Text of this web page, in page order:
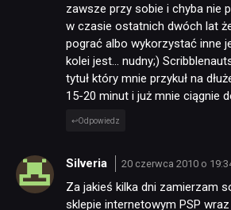
zawsze przy sobie i chyba nie
w czasie ostatnich dwóch lat
pograć albo wykorzystać inne
kolei jest… nudny;)
tytuł który mnie przykuł na
15-20 minut i już mnie ciągnie
Odpowiedz
Silveria 20 czerwca 2010 o
Za jakieś kilka dni zamierzam
sklepie internetowym PSP